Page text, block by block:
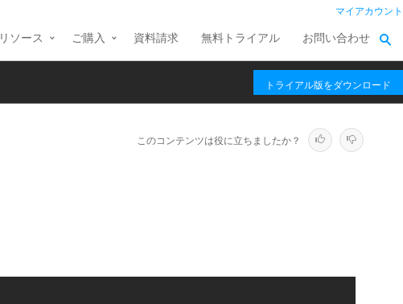
マイアカウント
リソース ご購入 資料請求 無料トライアル お問い合わせ
トライアル版をダウンロード
このコンテンツは役に立ちましたか？